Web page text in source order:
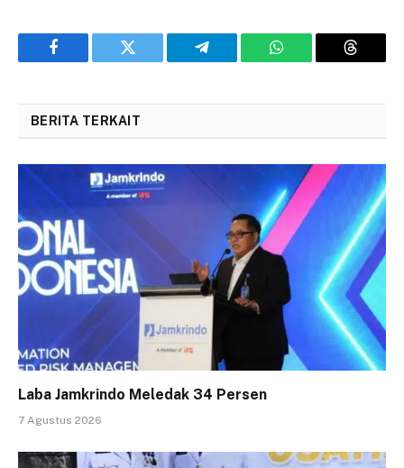
Facebook Twitter Telegram WhatsApp Threads
BERITA TERKAIT
Laba Jamkrindo Meledak 34 Persen
7 Agustus 2026